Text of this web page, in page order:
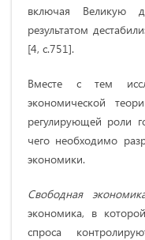
включая Великую
результатом
[4, с.751].
Вместе с тем
экономической
регулирующей роли
чего необходимо
экономики.
Свободная
экономика, в
спроса